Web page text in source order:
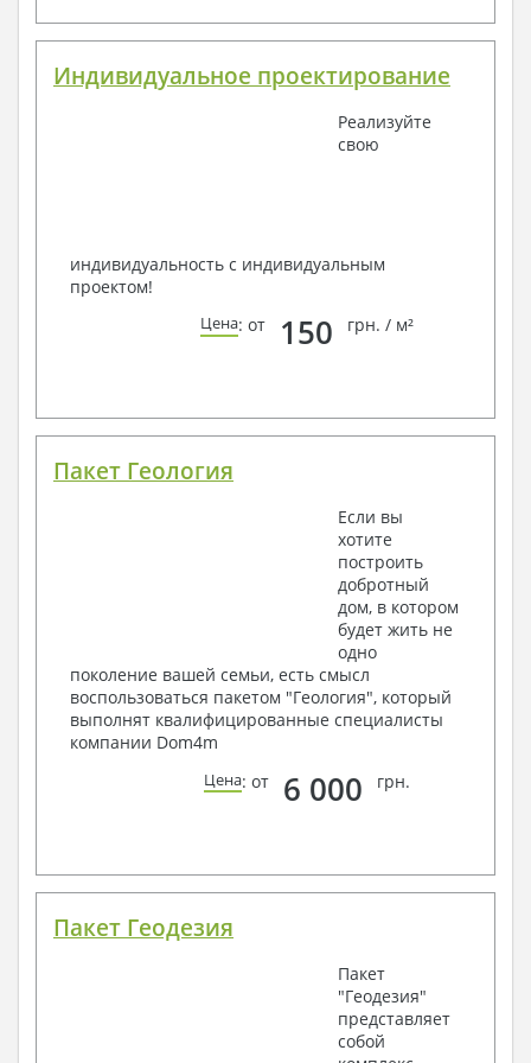
способом связи: закажите обратный звонок, по
Индивидуальное проектирование
Реализуйте
свою
индивидуальность с индивидуальным
проектом!
Цена: от 150 грн. / м²
Пакет Геология
Если вы
хотите
построить
добротный
дом, в котором
будет жить не
одно
поколение вашей семьи, есть смысл
воспользоваться пакетом "Геология", который
выполнят квалифицированные специалисты
компании Dom4m
Цена: от 6 000 грн.
Пакет Геодезия
Пакет
"Геодезия"
представляет
собой